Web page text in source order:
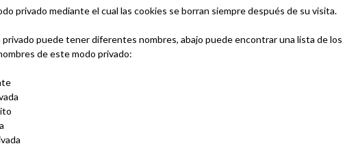
privado mediante el cual las cookies se borran siempre después de su visita.
puede tener diferentes nombres, abajo puede encontrar una lista de los
de este modo privado: